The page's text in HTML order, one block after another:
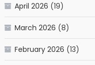
April 2026 (19)
March 2026 (8)
February 2026 (13)